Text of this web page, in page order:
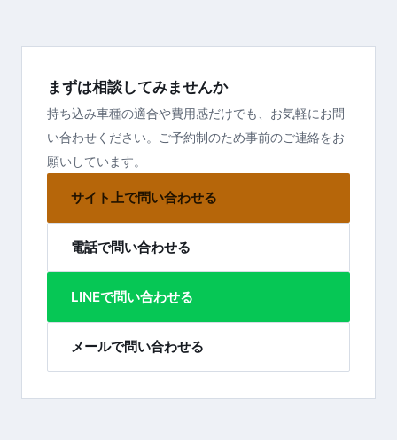
まずは相談してみませんか
持ち込み車種の適合や費用感だけでも、お気軽にお問
い合わせください。ご予約制のため事前のご連絡をお
願いしています。
サイト上で問い合わせる
電話で問い合わせる
LINEで問い合わせる
メールで問い合わせる